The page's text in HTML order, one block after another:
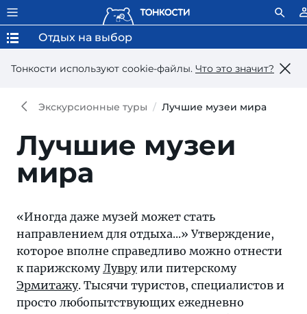
Тонкости используют сookie-файлы. Что это значит?
Отдых на выбор
Экскурсионные туры Лучшие музеи мира
Лучшие музеи
мира
«Иногда даже музей может стать
направлением для отдыха...» Утверждение,
которое вполне справедливо можно отнести
к парижскомуЛувруили питерскому
Эрмитажу. Тысячи туристов, специалистов и
просто любопытствующих ежедневно